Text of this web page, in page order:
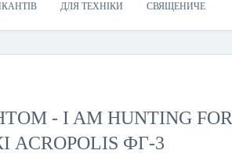
ДЛЯ ТЕХНІКИ СВЯЩЕНИЧЕ
- I AM HUNTING FOR
ACROPOLIS ФГ-3